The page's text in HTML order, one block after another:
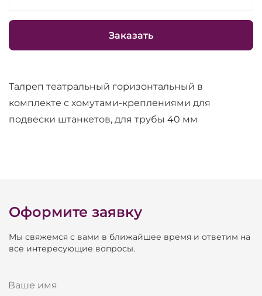
Заказать
Талреп театральный горизонтальный в
комплекте с хомутами-креплениями для
подвески штанкетов, для трубы 40 мм
Оформите заявку
Мы свяжемся с вами в ближайшее время и ответим на
все интересующие вопросы.
Ваше имя